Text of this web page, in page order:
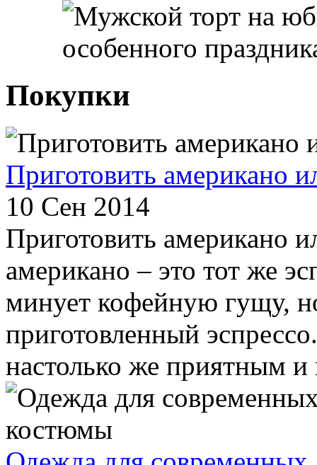
Покупки
Приготовить американо
10 Сен 2014
Приготовить американо
американо – это тот же
минует кофейную гущу,
приготовленный
настолько же приятным и